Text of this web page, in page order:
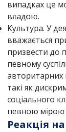
випадках це
владою.
Культура. У
вважається
призвести до
певному
авторитарних
такі як
соціального
певною мірою
Реакція